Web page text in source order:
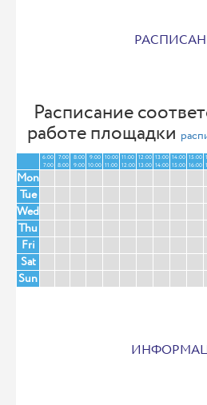
Расписание
работе площадки
6:00
7:00
7:00
8:00
8:00
9:00
9:00
10:00
10:00
11:00
11:00
12:00
12:00
13:00
13:00
14:00
14:00
15:00
15:00
16:00
Mon
Tue
Wed
Thu
Fri
Sat
Sun